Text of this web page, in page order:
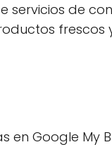
servicios de
en Google